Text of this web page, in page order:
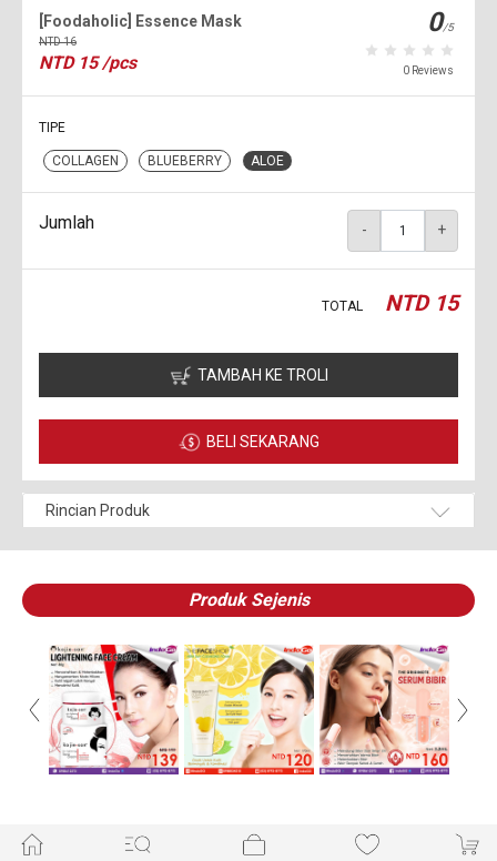
[Foodaholic] Essence Mask
NTD16
NTD 15 /pcs
0/5
0 Reviews
TIPE
COLLAGEN BLUEBERRY ALOE
Jumlah - +
TOTAL NTD 15
TAMBAH KE TROLI
BELI SEKARANG
Rincian Produk
Produk Sejenis